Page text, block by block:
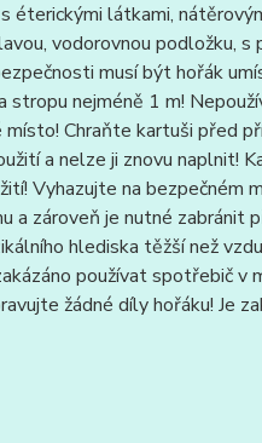
látkami,
vodorovnou podložku, s
musí být hořák
stropu nejméně 1 m!
Chraňte kartuši před
a nelze ji znovu naplnit!
Vyhazujte na bezpečném
a zároveň je nutné zabránit
hlediska těžší než
používat spotřebič v
žádné díly hořáku! Je